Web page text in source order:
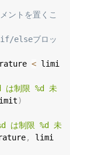
ントを置くこ
if/elseブロッ
< limi
は制限 %d 未
)
は制限 %d 未
,
limi